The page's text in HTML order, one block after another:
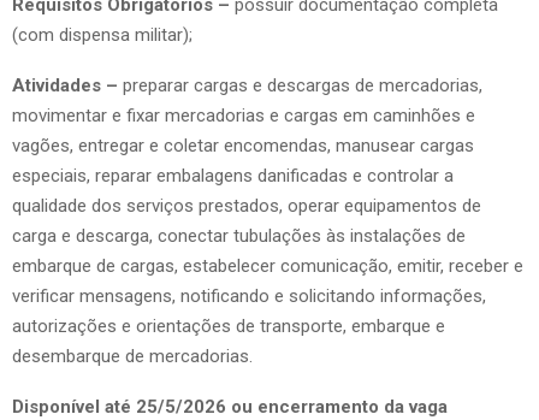
Requisitos Obrigatórios – possuir documentação completa
(com dispensa militar);
Atividades – preparar cargas e descargas de mercadorias,
movimentar e fixar mercadorias e cargas em caminhões e
vagões, entregar e coletar encomendas, manusear cargas
especiais, reparar embalagens danificadas e controlar a
qualidade dos serviços prestados, operar equipamentos de
carga e descarga, conectar tubulações às instalações de
embarque de cargas, estabelecer comunicação, emitir, receber e
verificar mensagens, notificando e solicitando informações,
autorizações e orientações de transporte, embarque e
desembarque de mercadorias.
Disponível até 25/5/2026 ou encerramento da vaga